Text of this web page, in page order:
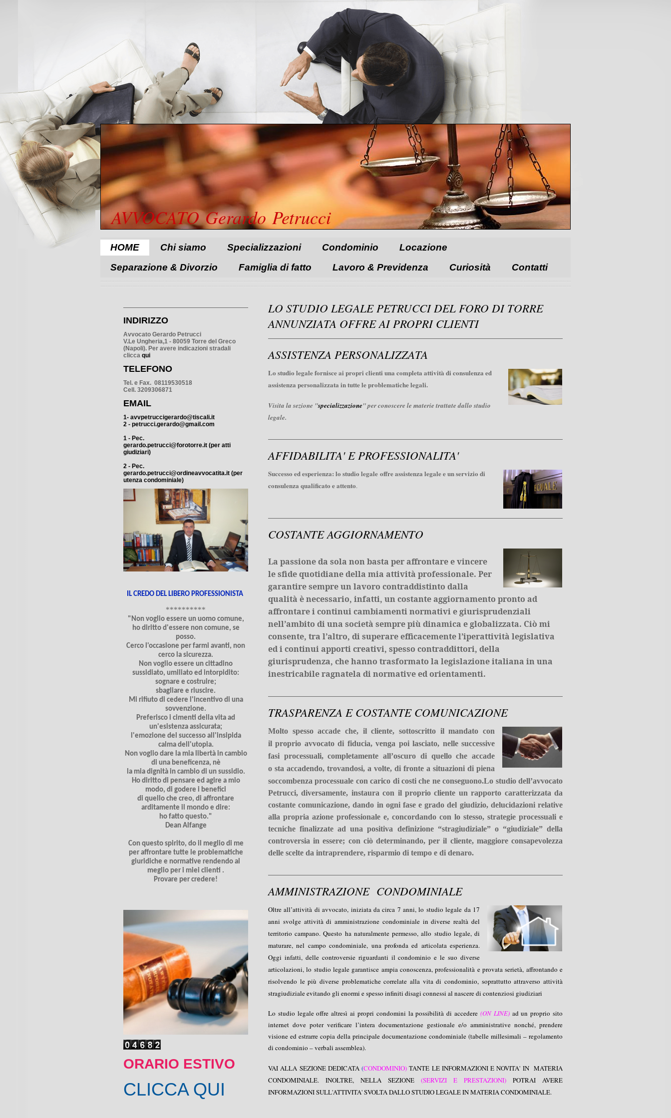
AVVOCATO Gerardo Petrucci
HOME Chi siamo Specializzazioni Condominio
Locazione
Separazione & Divorzio
Famiglia di fatto Lavoro & Previdenza Curiosità Contatti
LO STUDIO LEGALE PETRUCCI DEL FORO DI TORRE
ANNUNZIATA OFFRE AI PROPRI CLIENTI
ASSISTENZA PERSONALIZZATA
Lo studio legale fornisce ai propri clienti una completa attività di consulenza ed
assistenza personalizzata in tutte le problematiche legali .
Visita la sezione "specializzazione" per conoscere le materie trattate dallo studio
legale.
AFFIDABILITA' E PROFESSIONALITA'
Successo ed esperienza: lo studio legale offre assistenza legale e un servizio di
consulenza qualificato e attento.
COSTANTE AGGIORNAMENTO
La passione da sola non basta per affrontare e vincere
le sfide quotidiane della mia attività professionale. Per
garantire sempre un lavoro contraddistinto dalla
qualità è necessario, infatti, un costante aggiornamento pronto ad
affrontare i continui cambiamenti normativi e giurisprudenziali
nell’ambito di una società sempre più dinamica e globalizzata. Ciò mi
consente, tra l’altro, di superare efficacemente l’iperattività legislativa
ed i continui apporti creativi, spesso contraddittori, della
giurisprudenza, che hanno trasformato la legislazione italiana in una
inestricabile ragnatela di normative ed orientamenti.
TRASPARENZA E COSTANTE COMUNICAZIONE
Molto spesso accade che, il cliente, sottoscritto il mandato con
il proprio avvocato di fiducia, venga poi lasciato, nelle successive
fasi processuali, completamente all’oscuro di quello che accade
o sta accadendo, trovandosi, a volte, di fronte a situazioni di piena
soccombenza processuale con carico di costi che ne conseguono.Lo studio dell’avvocato
Petrucci, diversamente, instaura con il proprio cliente un rapporto caratterizzata da
costante comunicazione, dando in ogni fase e grado del giudizio, delucidazioni relative
alla propria azione professionale e, concordando con lo stesso, strategie processuali e
tecniche finalizzate ad una positiva definizione “stragiudiziale” o “giudiziale” della
controversia in essere; con ciò determinando, per il cliente, maggiore consapevolezza
delle scelte da intraprendere, risparmio di tempo e di denaro.
AMMINISTRAZIONE CONDOMINIALE
Oltre all’attività di avvocato, iniziata da circa 7 anni, lo studio legale da 17
anni svolge attività di amministrazione condominiale in diverse realtà del
territorio campano. Questo ha naturalmente permesso, allo studio legale, di
maturare, nel campo condominiale, una profonda ed articolata esperienza.
Oggi infatti, delle controversie riguardanti il condominio e le suo diverse
articolazioni, lo studio legale garantisce ampia conoscenza, professionalità e provata serietà, affrontando e
risolvendo le più diverse problematiche correlate alla vita di condominio, soprattutto attraverso attività
stragiudiziale evitando gli enormi e spesso infiniti disagi connessi al nascere di contenziosi giudiziari
Lo studio legale offre altresì ai propri condomini la possibilità di accedere (ON LINE) ad un proprio sito
internet dove poter verificare l’intera documentazione gestionale e/o amministrative nonché, prendere
visione ed estrarre copia della principale documentazione condominiale (tabelle millesimali – regolamento
di condominio – verbali assemblea).
VAI ALLA SEZIONE DEDICATA (CONDOMINIO) TANTE LE INFORMAZIONI E NOVITA' IN MATERIA
CONDOMINIALE. INOLTRE, NELLA SEZIONE
(SERVIZI E PRESTAZIONI)
POTRAI AVERE
INFORMAZIONI SULL'ATTIVITA' SVOLTA DALLO STUDIO LEGALE IN MATERIA CONDOMINIALE.
INDIRIZZO
Avvocato Gerardo Petrucci
V.Le Ungheria,1 - 80059 Torre del Greco
(Napoli). Per avere indicazioni stradali
clicca qui
TELEFONO
Tel. e Fax. 08119530518
Cell. 3209306871
EMAIL
1- avvpetruccigerardo@tiscali.it
2 - petrucci.gerardo@gmail.com
1 - Pec.
gerardo.petrucci@forotorre.it (per atti
giudiziari)
2 - Pec.
gerardo.petrucci@ordineavvocatita.it (per
utenza condominiale)
IL CREDO DEL LIBERO PROFESSIONISTA
**********
"Non voglio essere un uomo comune,
ho diritto d'essere non comune, se
posso.
Cerco l'occasione per farmi avanti, non
cerco la sicurezza.
Non voglio essere un cittadino
sussidiato, umiliato ed intorpidito:
sognare e costruire;
sbagliare e riuscire.
Mi rifiuto di cedere l'incentivo di una
sovvenzione.
Preferisco i cimenti della vita ad
un'esistenza assicurata;
l'emozione del successo all'insipida
calma dell'utopia.
Non voglio dare la mia libertà in cambio
di una beneficenza, nè
la mia dignità in cambio di un sussidio.
Ho diritto di pensare ed agire a mio
modo, di godere i benefici
di quello che creo, di affrontare
arditamente il mondo e dire:
ho fatto questo."
Dean Alfange
Con questo spirito, do il meglio di me
per affrontare tutte le problematiche
giuridiche e normative rendendo al
meglio per i miei clienti .
Provare per credere!
ORARIO ESTIVO
CLICCA QUI